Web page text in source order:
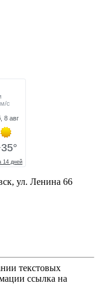
ул. Ленина 66
текстовых
ссылка на